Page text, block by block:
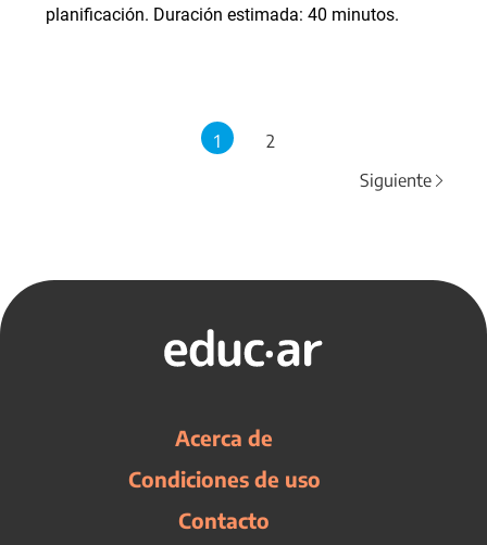
planificación. Duración estimada: 40 minutos.
1
2
Siguiente
Acerca de
Condiciones de uso
Contacto